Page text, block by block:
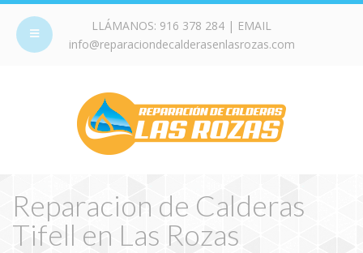
LLÁMANOS: 916 378 284 | EMAIL
info@reparaciondecalderasenlasrozas.com
Reparacion de Calderas
Tifell en Las Rozas